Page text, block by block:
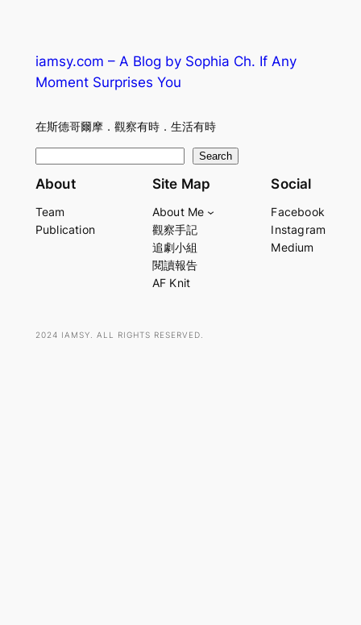
iamsy.com – A Blog by Sophia Ch. If Any
Moment Surprises You
在斯德哥爾摩．觀察有時．生活有時
e
r
Search
About
Team
Publication
Site Map
About Me
觀察手記
追劇小組
閱讀報告
AF Knit
Social
Facebook
Instagram
Medium
2024 IAMSY. ALL RIGHTS RESERVED.